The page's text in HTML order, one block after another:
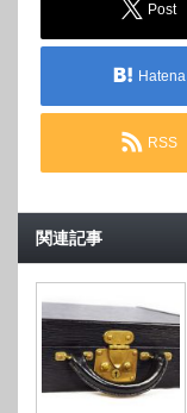
Post
Hatena
RSS
関連記事